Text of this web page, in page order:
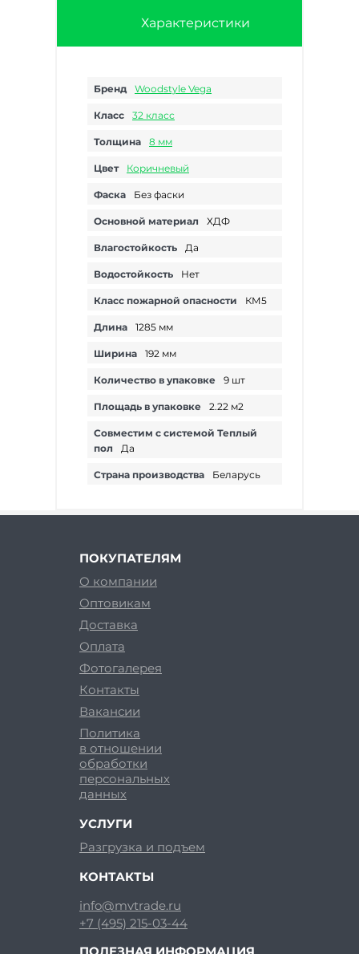
Характеристики
Бренд Woodstyle Vega
Класс 32 класс
Толщина 8 мм
Цвет Коричневый
Фаска Без фаски
Основной материал ХДФ
Влагостойкость Да
Водостойкость Нет
Класс пожарной опасности КМ5
Длина 1285 мм
Ширина 192 мм
Количество в упаковке 9 шт
Площадь в упаковке 2.22 м2
Совместим с системой Теплый
пол
Да
Страна производства Беларусь
ПОКУПАТЕЛЯМ
О компании
Оптовикам
Доставка
Оплата
Фотогалерея
Контакты
Вакансии
Политика
в отношении
обработки
персональных
данных
УСЛУГИ
Разгрузка и подъем
КОНТАКТЫ
info@mvtrade.ru
+7 (495) 215-03-44